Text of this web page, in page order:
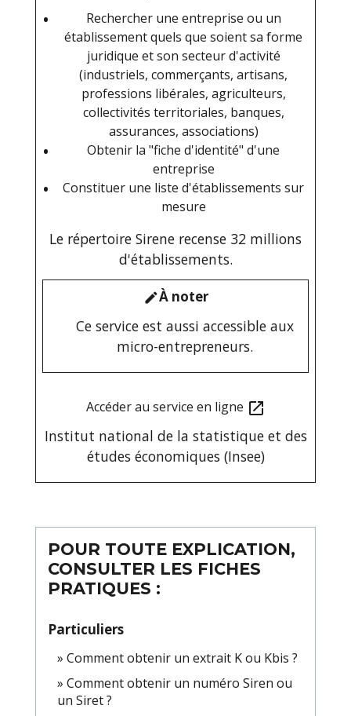
Rechercher une entreprise ou un
établissement quels que soient sa forme
juridique et son secteur d'activité
(industriels, commerçants, artisans,
professions libérales, agriculteurs,
collectivités territoriales, banques,
assurances, associations)
Obtenir la "fiche d'identité" d'une
entreprise
Constituer une liste d'établissements sur
mesure
Le répertoire Sirene recense 32 millions
d'établissements.
editÀ noter
Ce service est aussi accessible aux
micro-entrepreneurs.
Accéder au service en ligne open_in_new
Institut national de la statistique et des
études économiques (Insee)
POUR TOUTE EXPLICATION,
CONSULTER LES FICHES
PRATIQUES :
Particuliers
Comment obtenir un extrait K ou Kbis ?
Comment obtenir un numéro Siren ou
un Siret ?